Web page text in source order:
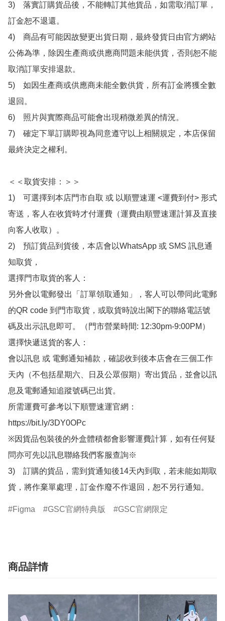
3)　落實訂購貨品後，不能轉訂其他貨品，如需取消訂單，
訂金恕不退還。
4)　商品有可能因故變更出貨日期，最終發貨日由官方網站
公佈為準，除因生產商或供應商問題未能供貨，否則恕不能
取消訂單安排退款。
5)　如因生產商或供應商未能全數供貨，所有訂金將獲全數
退回。
6)　照片與實際商品可能會出現稍微差異的情況。
7)　確定下單訂購即視為同意遵守以上相關規定，本店保留
最終決定之權利。
＜＜取貨安排：＞＞
1)　可選擇到本店門市自取 或 以順豐速運 <運費到付> 形式
寄送，客人在收貨時才付運費（運費由順豐速運計算及直接
向客人收取）。
2)　預訂貨品到貨後，本店會以WhatsApp 或 SMS 訊息通
知取貨，
選擇門市取貨的客人：
另外會以電郵發出「訂單領取通知」，客人可以帶同此電郵
的QR code 到門市取貨，或取貨時說出閣下的聯絡電話號
碼及出示訊息即可。（門市營業時間: 12:30pm-9:00PM）
選擇快遞送貨的客人：
會以訊息 或 電郵通知補款，確認收到後本店會在三個工作
天內（不包括星期六、日及公眾假期）寄出貨品，並會以訊
息及電郵通知追蹤號碼已出貨。
所需運費可參考以下順豐速運官網：
https://bit.ly/3DY0OPc
※因貨品包裝後的外盒體積都會影響運費計算，如有任何疑
問亦可先以訊息聯絡我們客服查詢※
3)　訂購的貨品，需到貨通知後14天內到取，若未能如期取
貨，將作棄單處理，訂金作廢不作退回，恕不另行通知。
Figma GSC官網特典版 GSC官網限定
商品詳情